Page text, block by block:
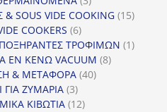
προϊόντα
& SOUS VIDE COOKING 1515
COOKERS 66
προϊόντα
ΤΡΟΦΙΜΩΝ 11
ΕΝ ΚΕΝΩ VACUUM 88
& ΜΕΤΑΦΟΡΑ 4040
ΓΙΑ ΖΥΜΑΡΙΑ 33
προϊόντα
ΚΙΒΩΤΙΑ 1212